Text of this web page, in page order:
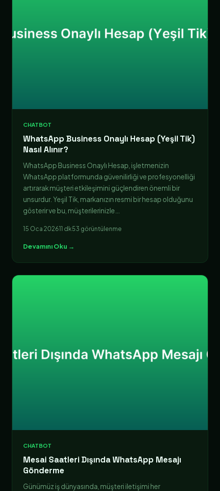
CHATBOT
WhatsApp Business Onaylı Hesap (Yeşil Tik)
Nasıl Alınır?
WhatsApp Business Onaylı Hesap, işletmenizin
WhatsApp platformunda güvenilirliği ve profesyonelliği
artırarak müşteri etkileşimini güçlendiren önemli bir
unsurdur. Yeşil Tik, markanızın resmi bir hesap olduğunu
gösterir ve bu, müşterilerinizle…
15 Oca 202611 dk53 görüntülenme
Devamını Oku →
CHATBOT
Mesai Saatleri Dışında WhatsApp Mesajı
Gönderme
Günümüz iş dünyasında, müşteri iletişimi her